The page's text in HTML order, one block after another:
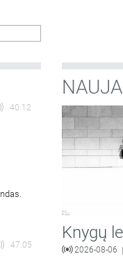
40:12
47:05
Knygų
2026-08-06 |